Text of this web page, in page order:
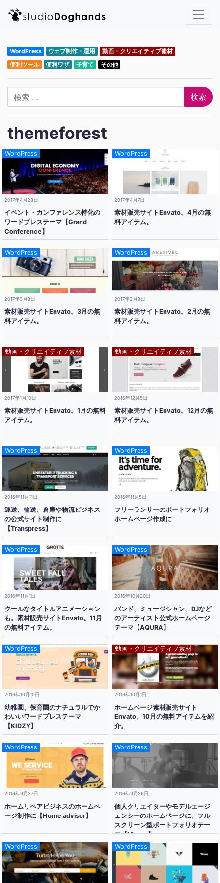
WordPress ウェブ制作・運用
動画・クリエイティブ素材
便利ツール
便利ワザ 子育て その他
検索
themeforest
WordPress
2017年4月28日
イベント・カンファレンス特化の
ワードプレステーマ【Grand
Conference】
WordPress
2017年4月7日
素材販売サイトEnvato。4月の無
料アイテム。
WordPress
2017年3月3日
素材販売サイトEnvato。3月の無
料アイテム。
WordPress
2017年2月9日
素材販売サイトEnvato。2月の無
料アイテム。
動画・クリエイティブ素材
2017年1月10日
素材販売サイトEnvato。1月の無料
アイテム。
動画・クリエイティブ素材
2016年12月5日
素材販売サイトEnvato。12月の無
料アイテム。
WordPress
2016年11月11日
運送、輸送、倉庫や物流ビジネス
の公式サイト制作に
【Transpress】
WordPress
2016年11月5日
フリーランサーのポートフォリオ
ホームページ作成に
WordPress
2016年11月1日
クールなタイトルアニメーション
も。素材販売サイトEnvato。11月
の無料アイテム。
WordPress
2016年10月20日
バンド、ミュージシャン、DJなど
のアーティスト公式ホームページ
テーマ【AQURA】
WordPress
2016年10月10日
幼稚園、保育園のナチュラルでか
わいいワードプレステーマ
【KIDZY】
動画・クリエイティブ素材
2016年10月1日
ホームページ素材販売サイト
Envato。10月の無料アイテムを紹
介。
WordPress
2016年9月27日
ホームリペアビジネスのホームペ
ージ制作に【Home advisor】
WordPress
2016年9月26日
個人クリエイターやモデルエージ
ェンシーのホームページに。フル
スクリーン型ポートフォリオテー
マ【Mauna】
WordPress
WordPress